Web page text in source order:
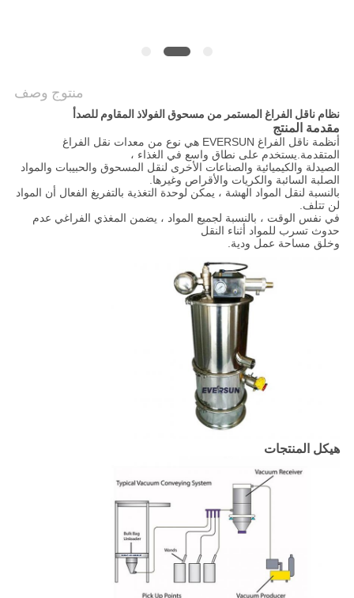
منتوج وصف
نظام ناقل الفراغ المستمر من مسحوق الفولاذ المقاوم للصدأ
مقدمة المنتج
أنظمة ناقل الفراغ EVERSUN هي نوع من معدات نقل الفراغ
المتقدمة.يستخدم على نطاق واسع في الغذاء ،
الصيدلة والكيميائية والصناعات الأخرى لنقل المسحوق والحبيبات والمواد
الصلبة السائبة والكريات والأقراص وغيرها.
بالنسبة لنقل المواد الهشة ، يمكن لوحدة التغذية بالتفريغ الفعال أن المواد
لن تتلف.
في نفس الوقت ، بالنسبة لجميع المواد ، يضمن المغذي الفراغي عدم
حدوث تسرب للمواد أثناء النقل
وخلق مساحة عمل ودية.
هيكل المنتجات